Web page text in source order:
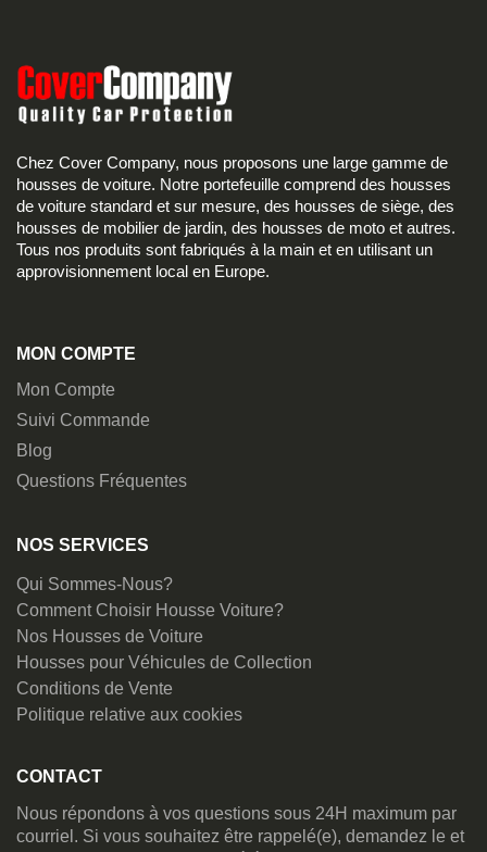
Chez Cover Company, nous proposons une large gamme de
housses de voiture. Notre portefeuille comprend des housses
de voiture standard et sur mesure, des housses de siège, des
housses de mobilier de jardin, des housses de moto et autres.
Tous nos produits sont fabriqués à la main et en utilisant un
approvisionnement local en Europe.
MON COMPTE
Mon Compte
Suivi Commande
Blog
Questions Fréquentes
NOS SERVICES
Qui Sommes-Nous?
Comment Choisir Housse Voiture?
Nos Housses de Voiture
Housses pour Véhicules de Collection
Conditions de Vente
Politique relative aux cookies
CONTACT
Nous répondons à vos questions sous 24H maximum par
courriel. Si vous souhaitez être rappelé(e), demandez le et